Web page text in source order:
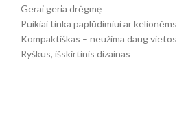
Gerai geria drėgmę
Puikiai tinka paplūdimiui ar kelionėms
Kompaktiškas – neužima daug vietos
Ryškus, išskirtinis dizainas